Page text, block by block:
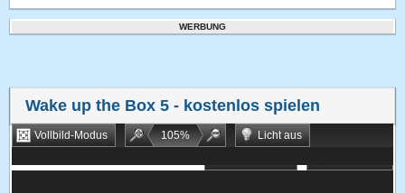
WERBUNG
Wake up the Box 5 - kostenlos spielen
Vollbild-Modus 105%
Licht aus